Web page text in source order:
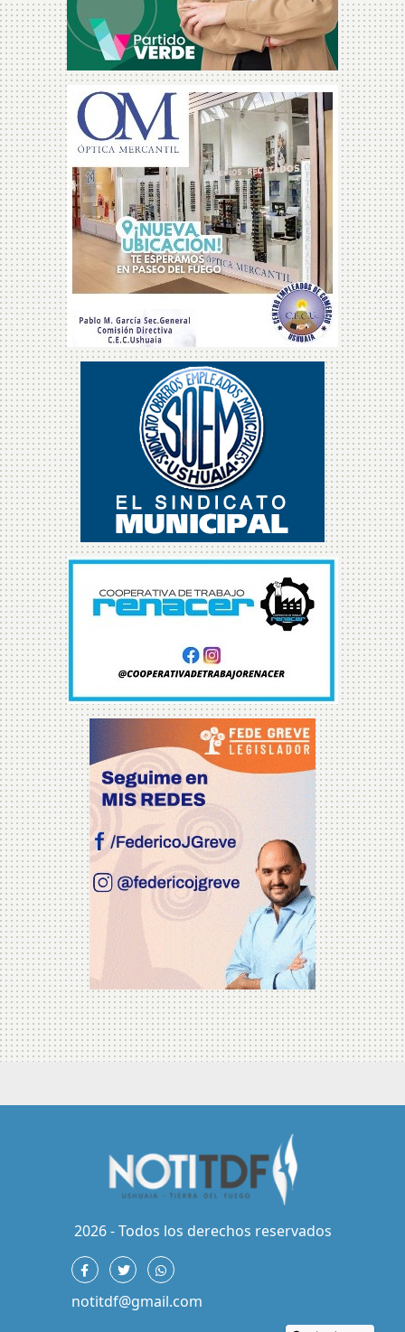
2026 - Todos los derechos reservados
notitdf@gmail.com